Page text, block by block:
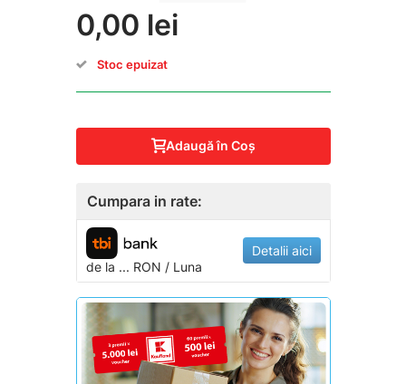
0,00 lei
Stoc epuizat
Adaugă în Coş
Cumpara in rate:
de la ... RON / Luna
Detalii aici